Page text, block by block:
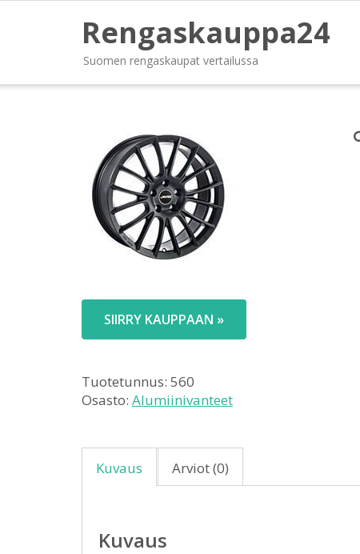
Rengaskauppa24
Suomen rengaskaupat vertailussa
SIIRRY KAUPPAAN »
Tuotetunnus: 560
Osasto: Alumiinivanteet
Kuvaus Arviot (0)
Kuvaus